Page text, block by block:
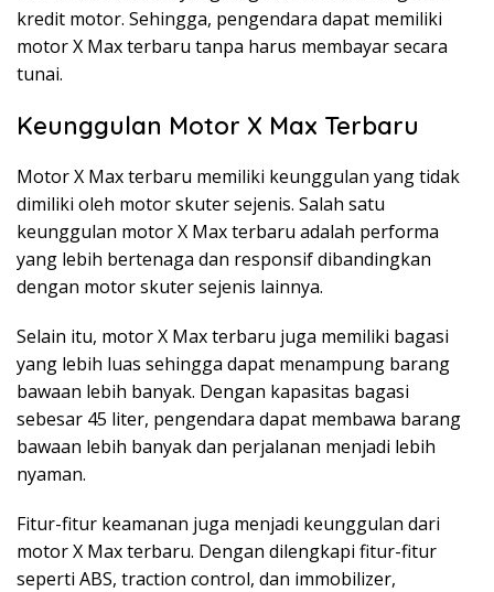
kredit motor. Sehingga, pengendara dapat memiliki
motor X Max terbaru tanpa harus membayar secara
tunai.
Keunggulan Motor X Max Terbaru
Motor X Max terbaru memiliki keunggulan yang tidak
dimiliki oleh motor skuter sejenis. Salah satu
keunggulan motor X Max terbaru adalah performa
yang lebih bertenaga dan responsif dibandingkan
dengan motor skuter sejenis lainnya.
Selain itu, motor X Max terbaru juga memiliki bagasi
yang lebih luas sehingga dapat menampung barang
bawaan lebih banyak. Dengan kapasitas bagasi
sebesar 45 liter, pengendara dapat membawa barang
bawaan lebih banyak dan perjalanan menjadi lebih
nyaman.
Fitur-fitur keamanan juga menjadi keunggulan dari
motor X Max terbaru. Dengan dilengkapi fitur-fitur
seperti ABS, traction control, dan immobilizer,